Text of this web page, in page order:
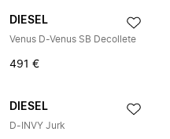
DIESEL
Venus D-Venus SB Decollete
491 €
DIESEL
D-INVY Jurk